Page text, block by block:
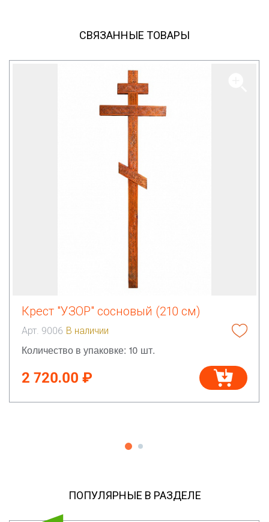
СВЯЗАННЫЕ ТОВАРЫ
Крест "УЗОР" сосновый (210 см)
Арт. 9006 В наличии
Количество в упаковке: 10 шт.
2 720.00 ₽
ПОПУЛЯРНЫЕ В РАЗДЕЛЕ